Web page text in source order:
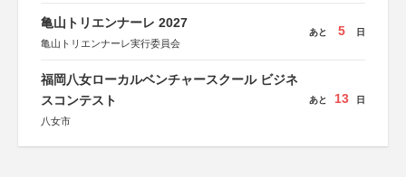
亀山トリエンナーレ 2027
亀山トリエンナーレ実行委員会
あと 5 日
福岡八女ローカルベンチャースクール ビジネ
スコンテスト
八女市
あと 13 日